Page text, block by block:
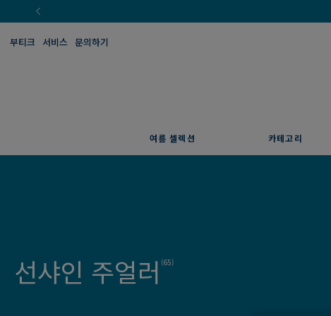
부티크 서비스 문의하기
여름 셀렉션 카테고리
선샤인 주얼러 (65)